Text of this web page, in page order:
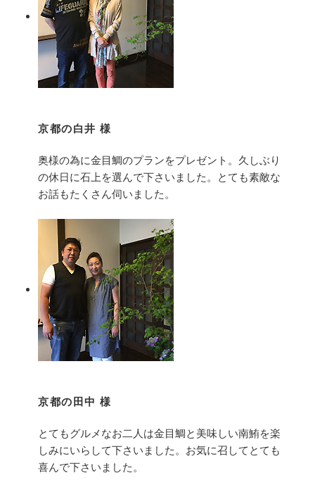
京都の白井 様
奥様の為に金目鯛のプランをプレゼント。久しぶり
の休日に石上を選んで下さいました。とても素敵な
お話もたくさん伺いました。
京都の田中 様
とてもグルメなお二人は金目鯛と美味しい南鮪を楽
しみにいらして下さいました。お気に召してとても
喜んで下さいました。